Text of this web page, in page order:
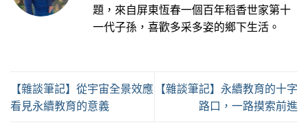
題，來自屏東恆春一個百年稻香世家第十
一代子孫，喜歡多采多姿的鄉下生活。
【雜談筆記】從宇宙全景效應
看見永續教育的意義
【雜談筆記】永續教育的十字
路口，一路摸索前進